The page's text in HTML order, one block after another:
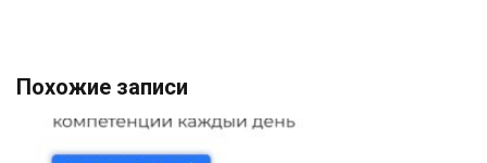
Похожие записи